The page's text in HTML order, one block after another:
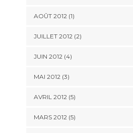
AOÛT 2012(1)
JUILLET 2012(2)
JUIN 2012(4)
MAI 2012(3)
AVRIL 2012(5)
MARS 2012(5)